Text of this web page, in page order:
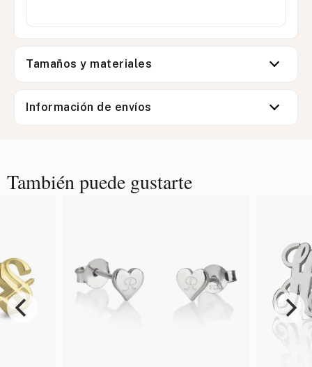
Tamaños y materiales
Información de envíos
También puede gustarte